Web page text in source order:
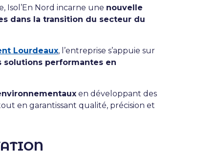
Isol’En Nord incarne une nouvelle
dans la transition du secteur du
Lourdeaux, l’entreprise s’appuie sur
solutions performantes en
en développant des
en garantissant qualité, précision et